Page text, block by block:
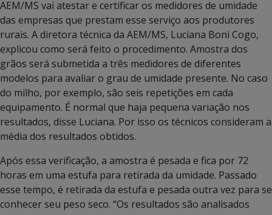
AEM/MS vai atestar e certificar os medidores de umidade
das empresas que prestam esse serviço aos produtores
rurais. A diretora técnica da AEM/MS, Luciana Boni Cogo,
explicou como será feito o procedimento. Amostra dos
grãos será submetida a três medidores de diferentes
modelos para avaliar o grau de umidade presente. No caso
do milho, por exemplo, são seis repetições em cada
equipamento. É normal que haja pequena variação nos
resultados, disse Luciana. Por isso os técnicos consideram a
média dos resultados obtidos.
Após essa verificação, a amostra é pesada e fica por 72
horas em uma estufa para retirada da umidade. Passado
esse tempo, é retirada da estufa e pesada outra vez para se
conhecer seu peso seco. “Os resultados são analisados